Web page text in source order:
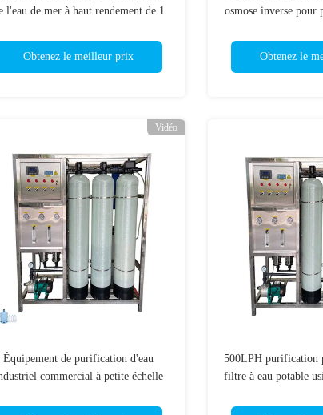
l'eau de mer à haut rendement de 1
Obtenez le meilleur prix
osmose inverse pour
Obtenez le
Vidéo
Équipement de purification d'eau
commercial à petite échelle
500LPH purification
filtre à eau potable